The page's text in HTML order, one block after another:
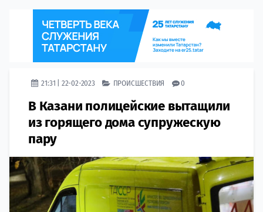
21:31 | 22-02-2023 ПРОИСШЕСТВИЯ 0
В Казани полицейские вытащили
из горящего дома супружескую
пару